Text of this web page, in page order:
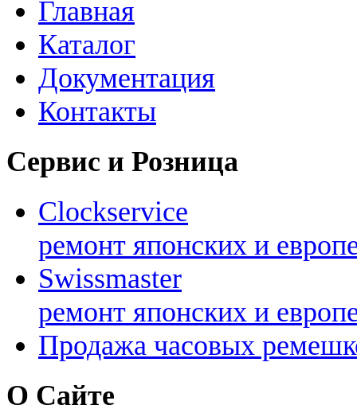
Главная
Каталог
Документация
Контакты
Сервис и Розница
Clockservice
ремонт японских и
Swissmaster
ремонт японских и
Продажа часовых
О Сайте